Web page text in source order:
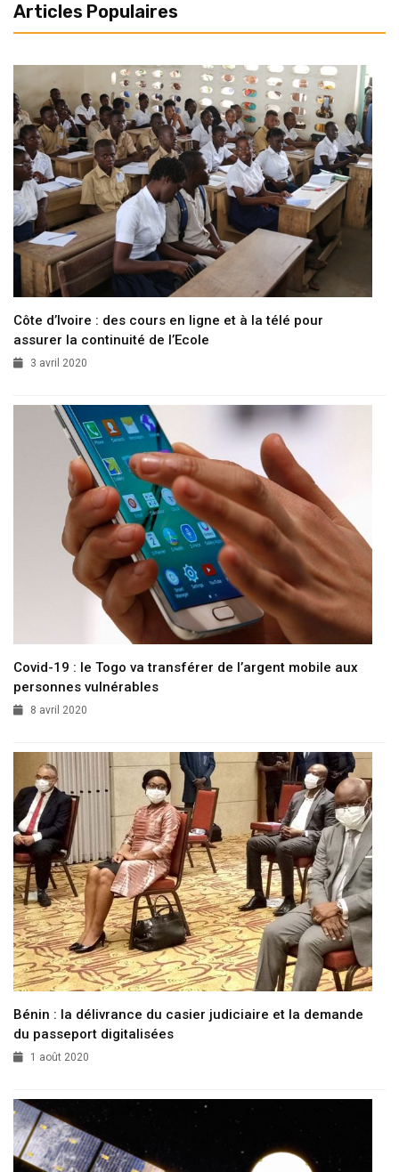
Articles Populaires
Côte d’Ivoire : des cours en ligne et à la télé pour
assurer la continuité de l’Ecole
3 avril 2020
Covid-19 : le Togo va transférer de l’argent mobile aux
personnes vulnérables
8 avril 2020
Bénin : la délivrance du casier judiciaire et la demande
du passeport digitalisées
1 août 2020